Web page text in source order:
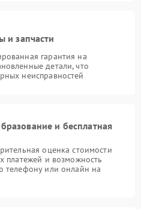
и запчасти
гарантия на
детали, что
неисправностей
и бесплатная
оценка стоимости
платежей и возможность
телефону или онлайн на